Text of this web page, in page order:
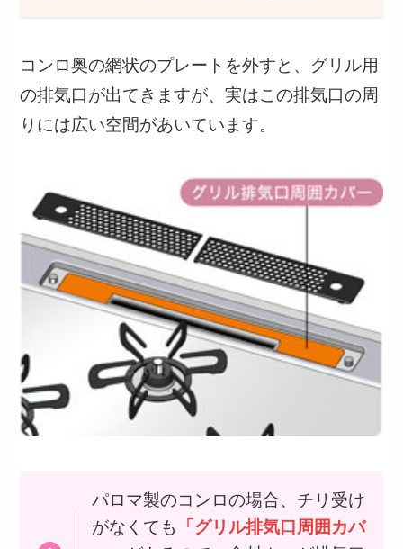
コンロ奥の網状のプレートを外すと、グリル用
の排気口が出てきますが、実はこの排気口の周
りには広い空間があいています。
パロマ製のコンロの場合、チリ受け
がなくても
「グリル排気口周囲カバ